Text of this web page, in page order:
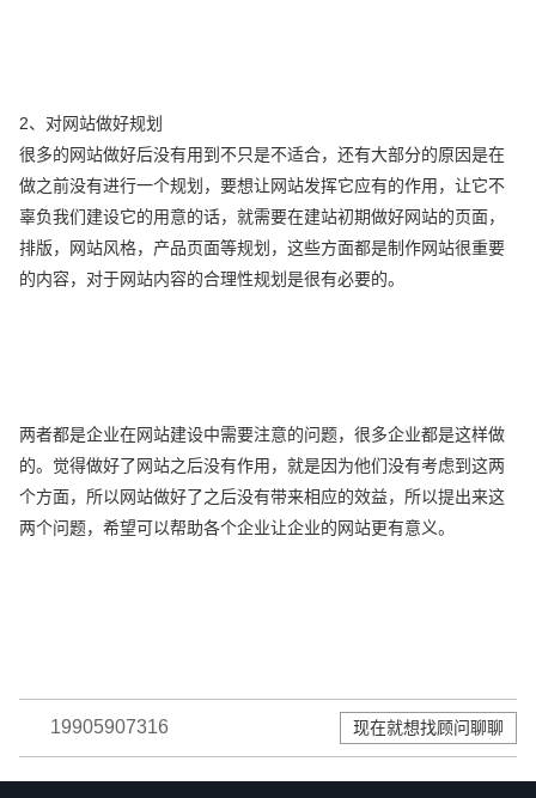
2、对网站做好规划
很多的网站做好后没有用到不只是不适合，还有大部分的原因是在
做之前没有进行一个规划，要想让网站发挥它应有的作用，让它不
辜负我们建设它的用意的话，就需要在建站初期做好网站的页面，
排版，网站风格，产品页面等规划，这些方面都是制作网站很重要
的内容，对于网站内容的合理性规划是很有必要的。
两者都是企业在网站建设中需要注意的问题，很多企业都是这样做
的。觉得做好了网站之后没有作用，就是因为他们没有考虑到这两
个方面，所以网站做好了之后没有带来相应的效益，所以提出来这
两个问题，希望可以帮助各个企业让企业的网站更有意义。
19905907316 现在就想找顾问聊聊